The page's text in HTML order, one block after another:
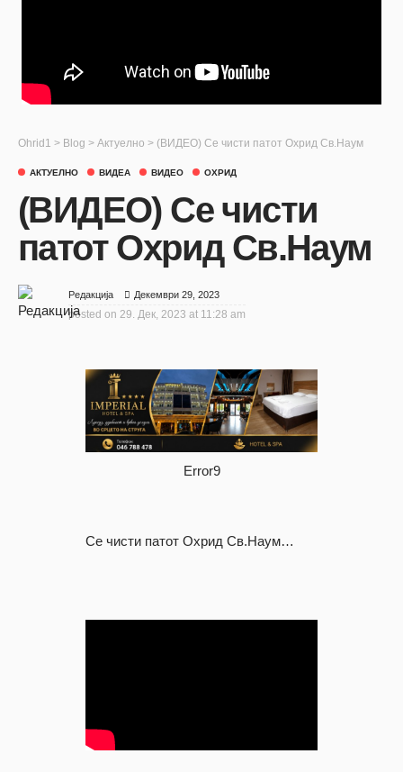
Ohrid1 > Blog > Актуелно > (ВИДЕО) Се чисти патот Охрид Св.Наум
АКТУЕЛНО ВИДЕА ВИДЕО ОХРИД
(ВИДЕО) Се чисти
патот Охрид Св.Наум
Редакција Декември 29, 2023
posted on 29. Дек, 2023 at 11:28 am
Error9
Се чисти патот Охрид Св.Наум…